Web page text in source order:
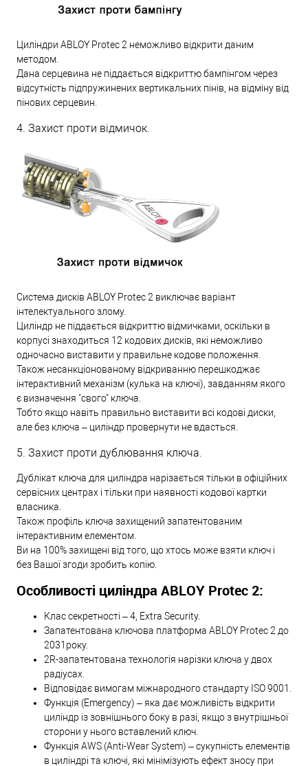
Циліндри ABLOY Protec 2 неможливо відкрити даним
методом.
Дана серцевина не піддається відкриттю бампінгом через
відсутність підпружинених вертикальних пінів, на відміну від
пінових серцевин.
4. Захист проти відмичок.
Система дисків ABLOY Protec 2 виключає варіант
інтелектуального злому.
Циліндр не піддається відкриттю відмичками, оскільки в
корпусі знаходиться 12 кодових дисків, які неможливо
одночасно виставити у правильне кодове положення.
Також несанкціонованому відкриванню перешкоджає
інтерактивний механізм (кулька на ключі), завданням якого
є визначення "свого" ключа.
Тобто якщо навіть правильно виставити всі кодові диски,
але без ключа – циліндр провернути не вдасться.
5. Захист проти дублювання ключа.
Дублікат ключа для циліндра нарізається тільки в офіційних
сервісних центрах і тільки при наявності кодової картки
власника.
Також профіль ключа захищений запатентованим
інтерактивним елементом.
Ви на 100% захищені від того, що хтось може взяти ключ і
без Вашої згоди зробить копію.
Особливості циліндра ABLOY Protec 2:
Клас секретності – 4, Extra Security.
Запатентована ключова платформа ABLOY Protec 2 до
2031року.
2R-запатентована технологія нарізки ключа у двох
радіусах.
Відповідає вимогам міжнародного стандарту ISO 9001.
Функція (Emergency) – яка дає можливість відкрити
циліндр із зовнішнього боку в разі, якщо з внутрішньої
сторони у нього вставлений ключ.
Функція AWS (Anti-Wear System) – сукупність елементів
в циліндрі та ключі, які мінімізують ефект зносу при